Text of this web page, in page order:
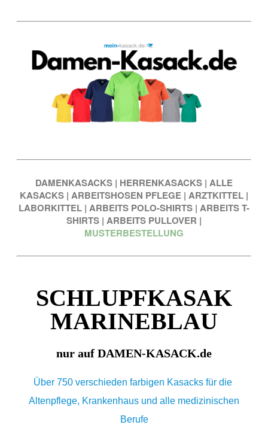
DAMENKASACKS | HERRENKASACKS | ALLE
KASACKS | ARBEITSHOSEN PFLEGE | ARZTKITTEL |
LABORKITTEL | ARBEITS POLO-SHIRTS | ARBEITS T-
SHIRTS | ARBEITS PULLOVER |
MUSTERBESTELLUNG
SCHLUPFKASAK
MARINEBLAU
nur auf DAMEN-KASACK.de
Über 750 verschieden farbigen Kasacks für die
Altenpflege, Krankenhaus und alle medizinischen
Berufe